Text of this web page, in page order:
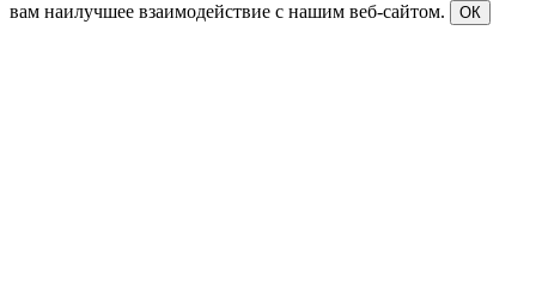
вам наилучшее взаимодействие с нашим веб-сайтом.
ОК